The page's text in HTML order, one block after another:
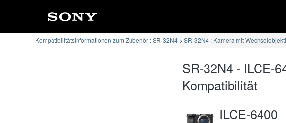
Kompatibilitätsinformationen zum Zubehör : SR-32N4 SR-32N4 : Kamera mit
SR-32N4 - ILCE-
Kompatibilität
ILCE-6400